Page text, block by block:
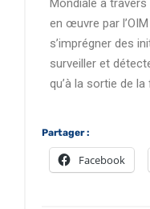
Mondiale à travers
en œuvre par
s’imprégner des
surveiller et
qu’à la sortie de
Partager :
Facebook